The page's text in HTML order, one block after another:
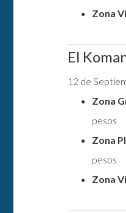
Zona
El
12 de
Zona
pesos
Zona
pesos
Zona